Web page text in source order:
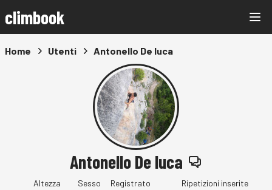
climbook
Home Utenti Antonello De luca
Antonello De luca
Altezza Sesso Registrato Ripetizioni inserite